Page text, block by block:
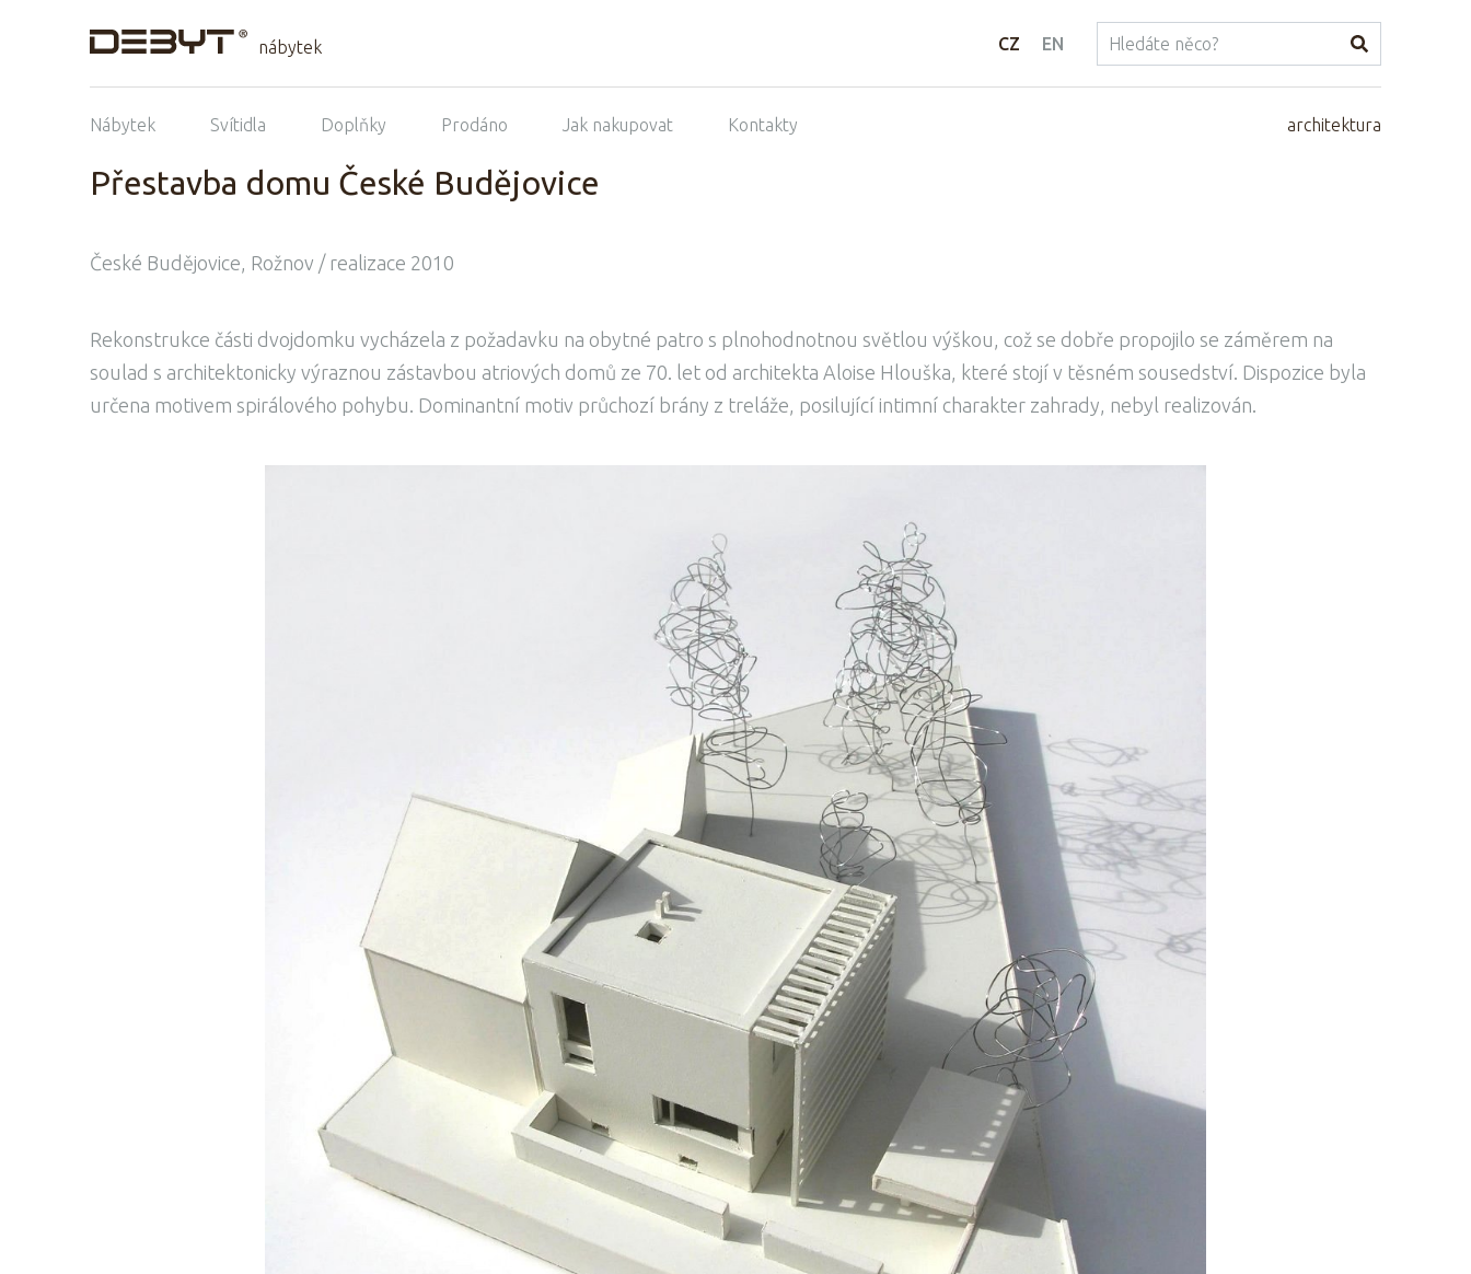
nábytek CZ EN
Nábytek Svítidla Doplňky Prodáno Jak nakupovat Kontakty architektura
Přestavba domu České Budějovice
České Budějovice, Rožnov / realizace 2010
Rekonstrukce části dvojdomku vycházela z požadavku na obytné patro s plnohodnotnou světlou výškou, což se dobře propojilo se záměrem na
soulad s architektonicky výraznou zástavbou atriových domů ze 70. let od architekta Aloise Hlouška, které stojí v těsném sousedství. Dispozice byla
určena motivem spirálového pohybu. Dominantní motiv průchozí brány z treláže, posilující intimní charakter zahrady, nebyl realizován.